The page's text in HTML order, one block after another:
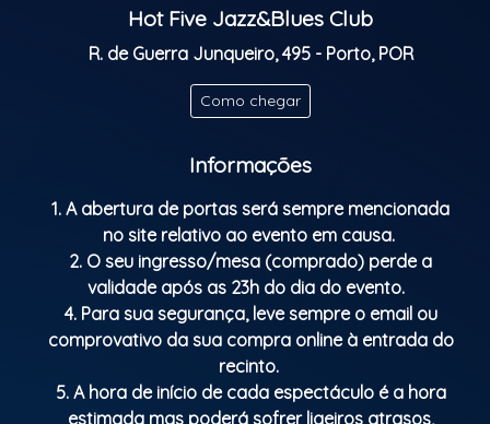
Hot Five Jazz&Blues Club
R. de Guerra Junqueiro, 495 - Porto, POR
Como chegar
Informações
1. A abertura de portas será sempre mencionada
no site relativo ao evento em causa.
2. O seu ingresso/mesa (comprado) perde a
validade após as 23h do dia do evento.
4. Para sua segurança, leve sempre o email ou
comprovativo da sua compra online à entrada do
recinto.
5. A hora de início de cada espectáculo é a hora
estimada mas poderá sofrer ligeiros atrasos,